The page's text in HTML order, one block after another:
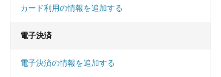
カード利用の情報を追加する
電子決済
電子決済の情報を追加する